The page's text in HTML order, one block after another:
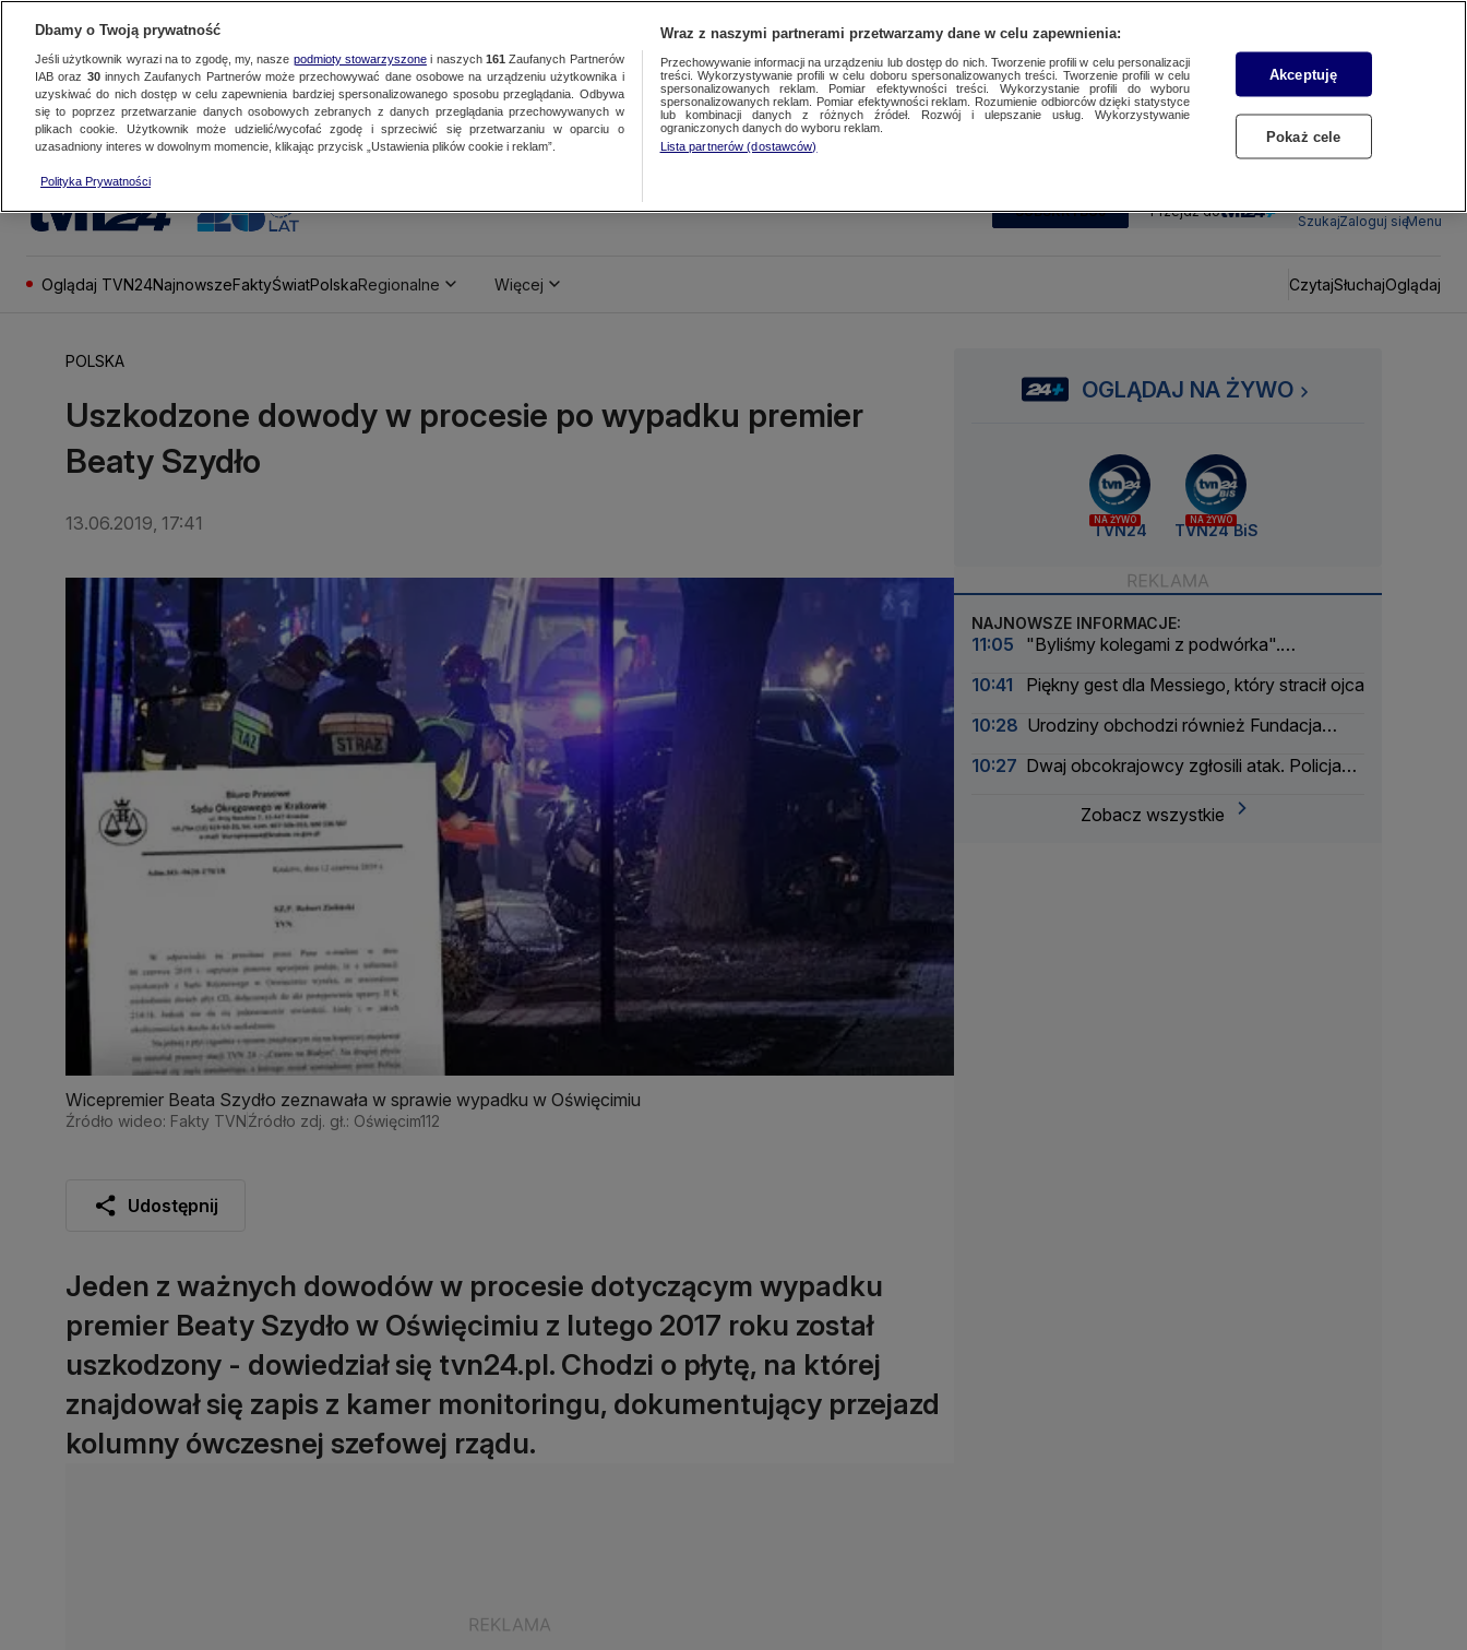
SUBSKRYBUJ Przejdź do
SzukajZaloguj sięMenu
Oglądaj TVN24NajnowszeFaktyŚwiatPolskaRegionalne Więcej CzytajSłuchajOglądaj
POLSKA
Uszkodzone dowody w procesie po wypadku premier
Beaty Szydło
13.06.2019, 17:41
Wicepremier Beata Szydło zeznawała w sprawie wypadku w Oświęcimiu
Źródło wideo: Fakty TVNŹródło zdj. gł.: Oświęcim112
Udostępnij
Jeden z ważnych dowodów w procesie dotyczącym wypadku
premier Beaty Szydło w Oświęcimiu z lutego 2017 roku został
uszkodzony - dowiedział się tvn24.pl. Chodzi o płytę, na której
znajdował się zapis z kamer monitoringu, dokumentujący przejazd
kolumny ówczesnej szefowej rządu.
OGLĄDAJ NA ŻYWO
NA ŻYWO
TVN24
NA ŻYWO
TVN24 BiS
NAJNOWSZE INFORMACJE:
11:05
"Byliśmy kolegami z podwórka".
10:41
Piękny gest dla Messiego, który stracił ojca
10:28 Urodziny obchodzi również Fundacja
10:27 Dwaj obcokrajowcy zgłosili atak. Policja
Zobacz wszystkie
Dbamy o Twoją prywatność
Jeśli użytkownik wyrazi na to zgodę, my, nasze podmioty stowarzyszonei naszych 161 Zaufanych Partnerów
IAB oraz 30innych Zaufanych Partnerów może przechowywać dane osobowe na urządzeniu użytkownika i
uzyskiwać do nich dostęp w celu zapewnienia bardziej spersonalizowanego sposobu przeglądania. Odbywa
się to poprzez przetwarzanie danych osobowych zebranych z danych przeglądania przechowywanych w
plikach cookie. Użytkownik może udzielić/wycofać zgodę i sprzeciwić się przetwarzaniu w oparciu o
uzasadniony interes w dowolnym momencie, klikając przycisk „Ustawienia plików cookie i reklam”.
Polityka Prywatności
Wraz z naszymi partnerami przetwarzamy dane w celu zapewnienia:
Przechowywanie informacji na urządzeniu lub dostęp do nich. Tworzenie profili w celu personalizacji
treści. Wykorzystywanie profili w celu doboru spersonalizowanych treści. Tworzenie profili w celu
spersonalizowanych reklam. Pomiar efektywności treści. Wykorzystanie profili do wyboru
spersonalizowanych reklam. Pomiar efektywności reklam. Rozumienie odbiorców dzięki statystyce
lub kombinacji danych z różnych źródeł. Rozwój i ulepszanie usług. Wykorzystywanie
ograniczonych danych do wyboru reklam.
Lista partnerów (dostawców)
Akceptuję
Pokaż cele